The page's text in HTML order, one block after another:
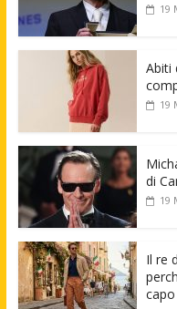
19
Abiti
19
di
19
Il re